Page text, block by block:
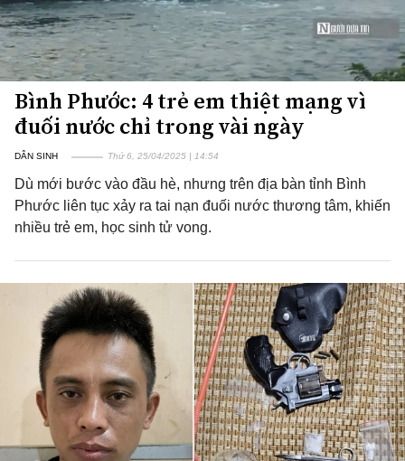
Bình Phước: 4 trẻ em thiệt mạng vì
đuối nước chỉ trong vài ngày
DÂN SINH Thứ 6, 25/04/2025 | 14:54
Dù mới bước vào đầu hè, nhưng trên địa bàn tỉnh Bình
Phước liên tục xảy ra tai nạn đuối nước thương tâm, khiến
nhiều trẻ em, học sinh tử vong.